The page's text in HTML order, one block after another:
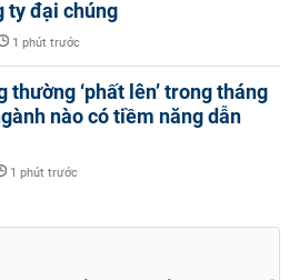
ty đại chúng
1 phút trước
thường ‘phất lên’ trong tháng
nào có tiềm năng dẫn
1 phút trước